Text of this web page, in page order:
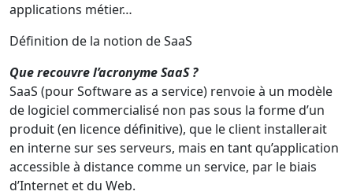
applications métier…
Définition de la notion de SaaS
Que recouvre l’acronyme SaaS ?
SaaS (pour Software as a service) renvoie à un modèle
de logiciel commercialisé non pas sous la forme d’un
produit (en licence définitive), que le client installerait
en interne sur ses serveurs, mais en tant qu’application
accessible à distance comme un service, par le biais
d’Internet et du Web.